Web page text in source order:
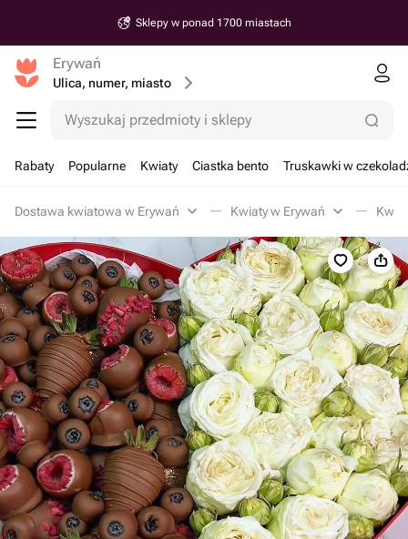
Sklepy w ponad 1700 miastach
Erywań
Ulica, numer, miasto
Wyszukaj przedmioty i sklepy
Rabaty Popularne Kwiaty Ciastka bento Truskawki w
Dostawa kwiatowa w Erywań Kwiaty w Erywań